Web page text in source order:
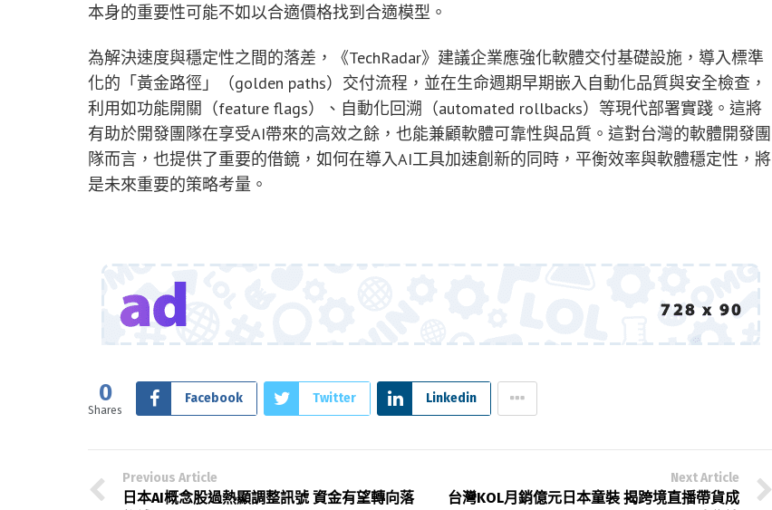
本身的重要性可能不如以合適價格找到合適模型。
為解決速度與穩定性之間的落差，《TechRadar》建議企業應強化軟體交付基礎設施，導入標準
化的「黃金路徑」（golden paths）交付流程，並在生命週期早期嵌入自動化品質與安全檢查，
利用如功能開關（feature flags）、自動化回溯（automated rollbacks）等現代部署實踐。這將
有助於開發團隊在享受AI帶來的高效之餘，也能兼顧軟體可靠性與品質。這對台灣的軟體開發團
隊而言，也提供了重要的借鏡，如何在導入AI工具加速創新的同時，平衡效率與軟體穩定性，將
是未來重要的策略考量。
0
Shares
Facebook Twitter Linkedin
Previous Article
日本AI概念股過熱顯調整訊號 資金有望轉向落
Next Article
台灣KOL月銷億元日本童裝 揭跨境直播帶貨成